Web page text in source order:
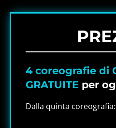
4 coreografie di
GRATUITE per
Dalla quinta